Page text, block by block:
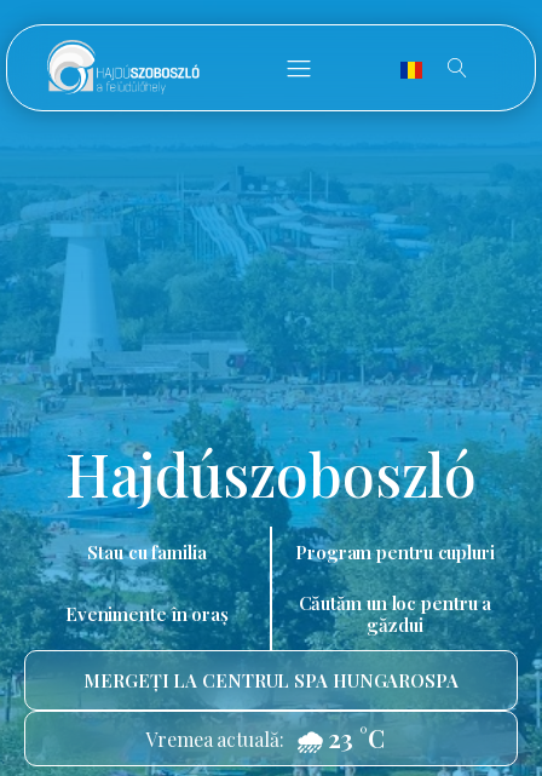
Hajdúszoboszló
Stau cu familia Program pentru cupluri
Evenimente în oraș
Căutăm un loc pentru a
găzdui
MERGEȚI LA CENTRUL SPA HUNGAROSPA
Vremea actuală: 🌧️ 23 °C